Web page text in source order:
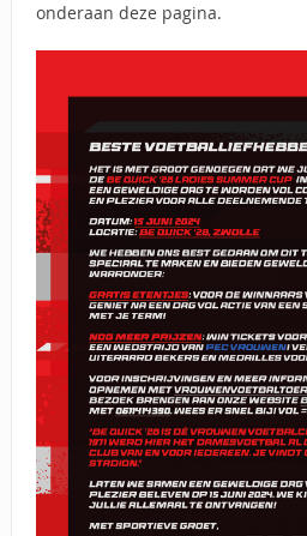
onderaan deze pagina.